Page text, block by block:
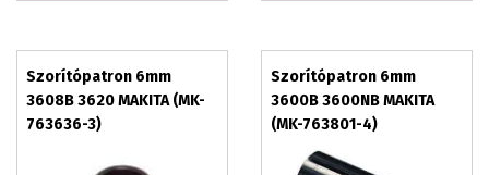
Szorítópatron 6mm
3608B 3620 MAKITA (MK-
763636-3)
Szorítópatron 6mm
3600B 3600NB MAKITA
(MK-763801-4)